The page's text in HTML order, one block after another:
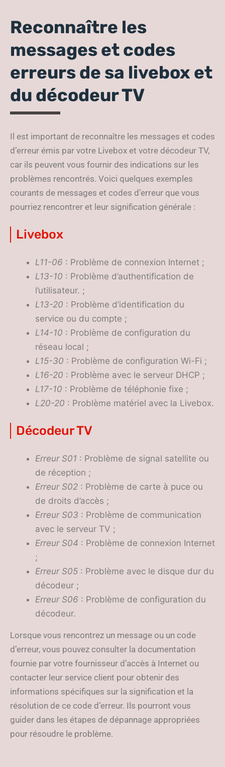
Reconnaître les
messages et codes
erreurs de sa livebox et
du décodeur TV
Il est important de reconnaître les messages et codes
d’erreur émis par votre Livebox et votre décodeur TV,
car ils peuvent vous fournir des indications sur les
problèmes rencontrés. Voici quelques exemples
courants de messages et codes d’erreur que vous
pourriez rencontrer et leur signification générale :
Livebox
L11-06 : Problème de connexion Internet ;
L13-10 : Problème d’authentification de
l’utilisateur. ;
L13-20 : Problème d’identification du
service ou du compte ;
L14-10 : Problème de configuration du
réseau local ;
L15-30 : Problème de configuration Wi-Fi ;
L16-20 : Problème avec le serveur DHCP ;
L17-10 : Problème de téléphonie fixe ;
L20-20 : Problème matériel avec la Livebox.
Décodeur TV
Erreur S01 : Problème de signal satellite ou
de réception ;
Erreur S02 : Problème de carte à puce ou
de droits d’accès ;
Erreur S03 : Problème de communication
avec le serveur TV ;
Erreur S04 : Problème de connexion Internet
;
Erreur S05 : Problème avec le disque dur du
décodeur ;
Erreur S06 : Problème de configuration du
décodeur.
Lorsque vous rencontrez un message ou un code
d’erreur, vous pouvez consulter la documentation
fournie par votre fournisseur d’accès à Internet ou
contacter leur service client pour obtenir des
informations spécifiques sur la signification et la
résolution de ce code d’erreur. Ils pourront vous
guider dans les étapes de dépannage appropriées
pour résoudre le problème.